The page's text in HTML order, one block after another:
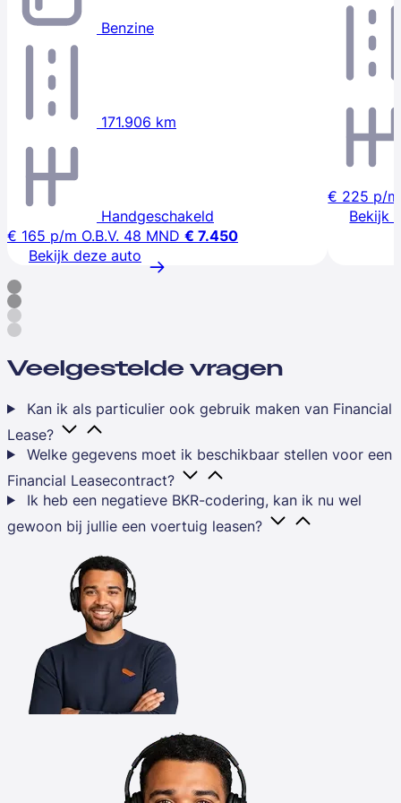
Benzine
171.906 km
Handgeschakeld
€ 165 p/m O.B.V. 48 MND € 7.450
Bekijk deze auto
€ 225 p/m
Bekijk
Veelgestelde vragen
Kan ik als particulier ook gebruik maken van Financial
Lease?
Welke gegevens moet ik beschikbaar stellen voor een
Financial Leasecontract?
Ik heb een negatieve BKR-codering, kan ik nu wel
gewoon bij jullie een voertuig leasen?